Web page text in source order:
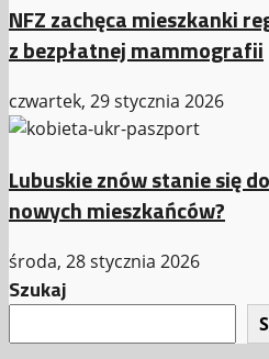
NFZ zachęca mieszkanki
z bezpłatnej mammografii
czwartek, 29 stycznia 2026
Lubuskie znów stanie się
nowych mieszkańców?
środa, 28 stycznia 2026
Szukaj